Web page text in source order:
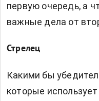
первую очередь, а
важные дела от
Стрелец
Какими бы
которые